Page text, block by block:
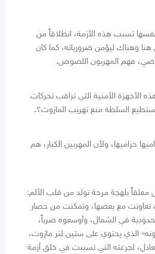
تسبب هذه الأزمة، انطلاقاً من
هنا وهناك ليؤمن ضرورياته، كما كان
فهم المهربون اللصوص.
الأمنية التي تراقب تحركات
السلطة منع تهريب المازوت؟.
حراميها، ولأن المهربين الكبار، هم
بلهجة مرحة تولد من قلب الألم:
مع بعضها، وتمكنت من حصار
في الشمال، وأوسعوه ضرباً،
الذي يحتوي على ستين لتر مازوت،
لجرعته التي تسببت في خلق أزمة